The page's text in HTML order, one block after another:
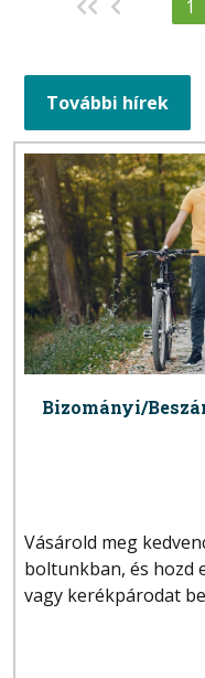
1
További hírek
Bizományi/
Vásárold meg
boltunkban, és hozd
vagy kerékpárodat